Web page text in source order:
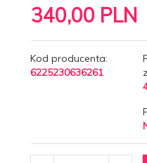
340,00 PLN
Kod producenta:
6225230636261